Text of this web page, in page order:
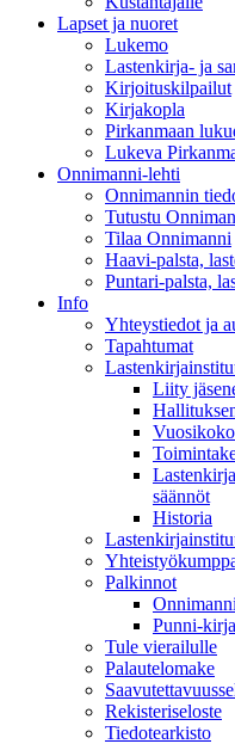
Lapset ja nuoret
Lukemo
Lastenkirja- ja
Kirjoituskilpailut
Kirjakopla
Pirkanmaan
Lukeva
Onnimanni-lehti
Onnimannin
Tutustu
Tilaa Onnimanni
Haavi-palsta,
Puntari-palsta,
Info
Yhteystiedot ja
Tapahtumat
Liity
säännöt
Historia
Palkinnot
Punni-
Tule vierailulle
Palautelomake
Rekisteriseloste
Tiedotearkisto